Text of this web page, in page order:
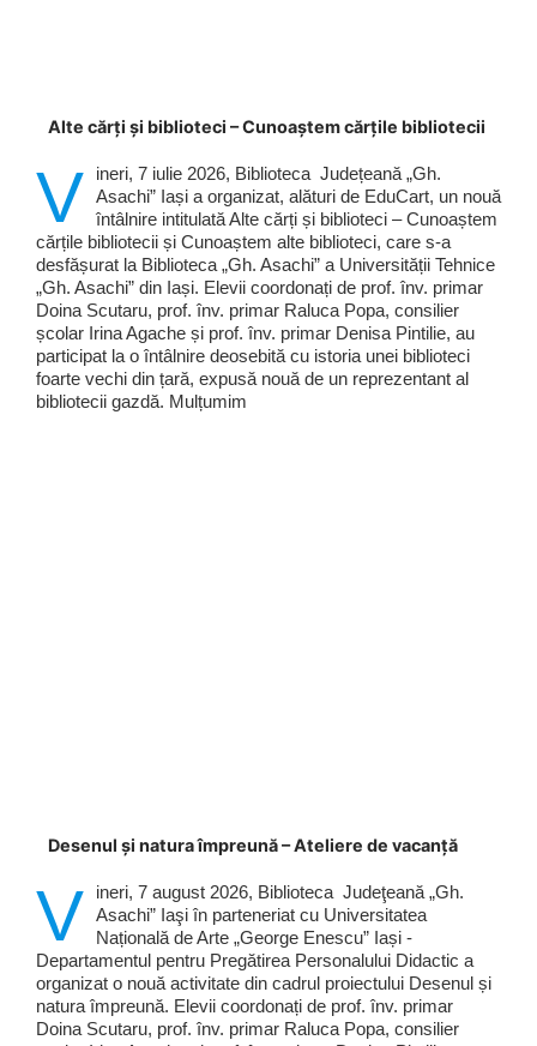
Alte cărți și biblioteci – Cunoaștem cărțile bibliotecii
V
ineri, 7 iulie 2026, Biblioteca Județeană „Gh.
Asachi” Iași a organizat, alături de EduCart, un nouă
întâlnire intitulată Alte cărți și biblioteci – Cunoaștem
cărțile bibliotecii și Cunoaștem alte biblioteci, care s-a
desfășurat la Biblioteca „Gh. Asachi” a Universității Tehnice
„Gh. Asachi” din Iași. Elevii coordonați de prof. înv. primar
Doina Scutaru, prof. înv. primar Raluca Popa, consilier
școlar Irina Agache și prof. înv. primar Denisa Pintilie, au
participat la o întâlnire deosebită cu istoria unei biblioteci
foarte vechi din țară, expusă nouă de un reprezentant al
bibliotecii gazdă. Mulțumim
Desenul și natura împreună – Ateliere de vacanță
V
ineri, 7 august 2026, Biblioteca Judeţeană „Gh.
Asachi” Iaşi în parteneriat cu Universitatea
Națională de Arte „George Enescu” Iași -
Departamentul pentru Pregătirea Personalului Didactic a
organizat o nouă activitate din cadrul proiectului Desenul și
natura împreună. Elevii coordonați de prof. înv. primar
Doina Scutaru, prof. înv. primar Raluca Popa, consilier